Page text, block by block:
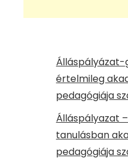
Álláspályázat-
értelmileg
pedagógiája
Álláspályazat
tanulásban
pedagógiája